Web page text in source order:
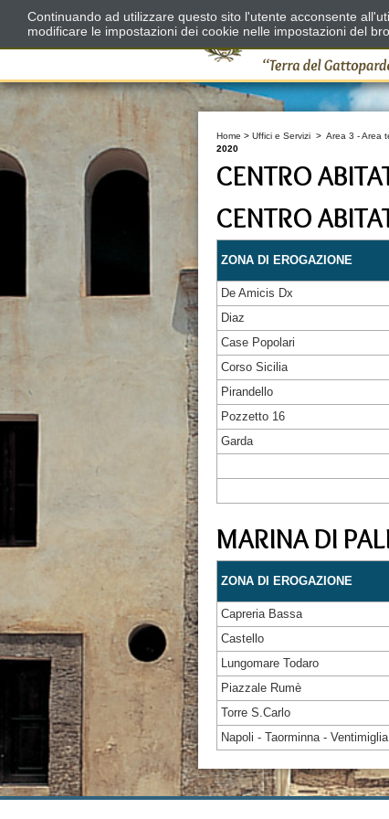
Home > Uffici e Servizi > Area 3 - Area
2020
CENTRO
CENTRO
ZONA DI EROGAZIONE
De Amicis Dx
Diaz
Case Popolari
Corso Sicilia
Pirandello
Pozzetto 16
Garda
MARINA DI
ZONA DI EROGAZIONE
Capreria Bassa
Castello
Lungomare Todaro
Piazzale Rumè
Torre S.Carlo
Napoli - Taorminna -
Continuando ad utilizzare questo sito l'utente acconsente
modificare le impostazioni dei cookie nelle impostazioni del